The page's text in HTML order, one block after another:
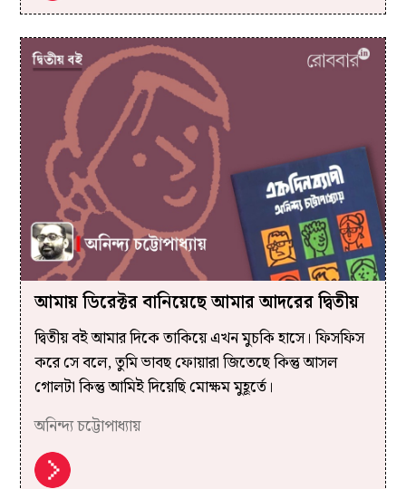
আমায় ডিরেক্টর বানিয়েছে আমার আদরের দ্বিতীয়
দ্বিতীয় বই আমার দিকে তাকিয়ে এখন মুচকি হাসে। ফিসফিস
করে সে বলে, তুমি ভাবছ ফোয়ারা জিতেছে কিন্তু আসল
গোলটা কিন্তু আমিই দিয়েছি মোক্ষম মুহূর্তে।
অনিন্দ্য চট্টোপাধ্যায়